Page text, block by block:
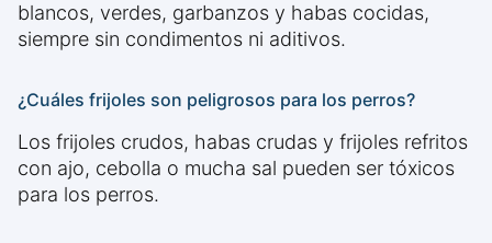
blancos, verdes, garbanzos y habas cocidas,
siempre sin condimentos ni aditivos.
¿Cuáles frijoles son peligrosos para los perros?
Los frijoles crudos, habas crudas y frijoles refritos
con ajo, cebolla o mucha sal pueden ser tóxicos
para los perros.